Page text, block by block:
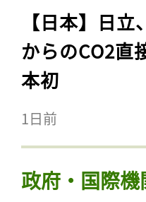
【日本】日
からのCO2直
本初
1日前
政府・国際機